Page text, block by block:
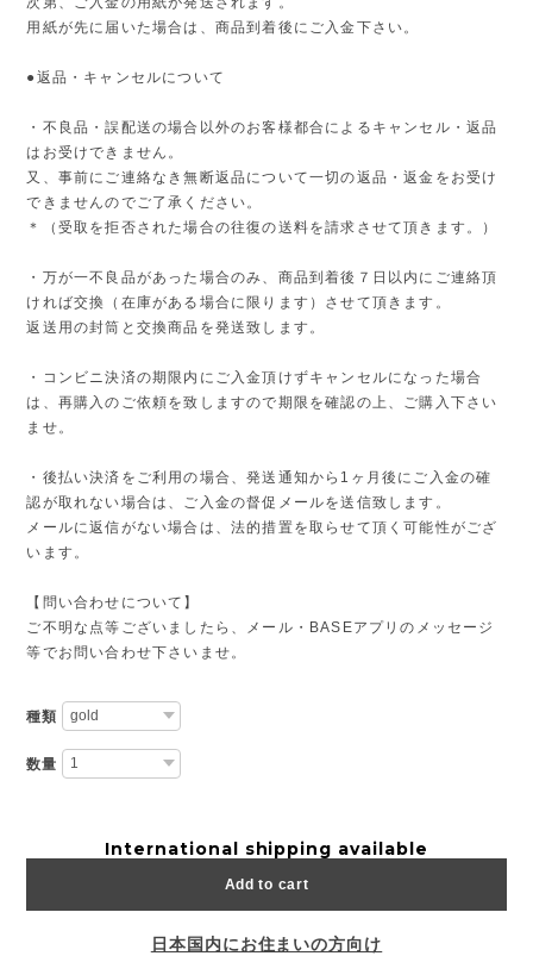
用紙が先に届いた場合は、商品到着後にご入金下さい。
●返品・キャンセルについて
・不良品・誤配送の場合以外のお客様都合によるキャンセル・返品
はお受けできません。
又、事前にご連絡なき無断返品について一切の返品・返金をお受け
できませんのでご了承ください。
＊（受取を拒否された場合の往復の送料を請求させて頂きます。）
・万が一不良品があった場合のみ、商品到着後７日以内にご連絡頂
ければ交換（在庫がある場合に限ります）させて頂きます。
返送用の封筒と交換商品を発送致します。
・コンビニ決済の期限内にご入金頂けずキャンセルになった場合
は、再購入のご依頼を致しますので期限を確認の上、ご購入下さい
ませ。
・後払い決済をご利用の場合、発送通知から1ヶ月後にご入金の確
認が取れない場合は、ご入金の督促メールを送信致します。
メールに返信がない場合は、法的措置を取らせて頂く可能性がござ
います。
【問い合わせについて】
ご不明な点等ございましたら、メール・BASEアプリのメッセージ
等でお問い合わせ下さいませ。
種類
数量
International shipping available
Add to cart
日本国内にお住まいの方向け